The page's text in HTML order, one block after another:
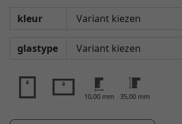
kleur
glastype
10,00 mm 35,00 mm